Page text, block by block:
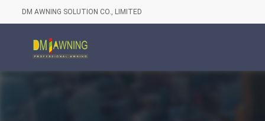
DM AWNING SOLUTION CO., LIMITED